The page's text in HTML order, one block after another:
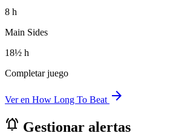
8 h
Main Sides
18½ h
Completar juego
Ver en How Long To Beat arrow_forward
notifications_active Gestionar alertas